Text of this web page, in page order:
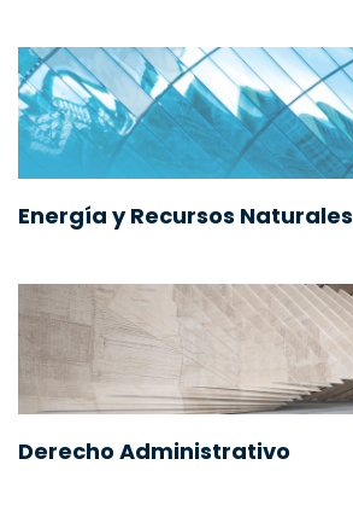
Energía y Recursos Naturales
Derecho Administrativo